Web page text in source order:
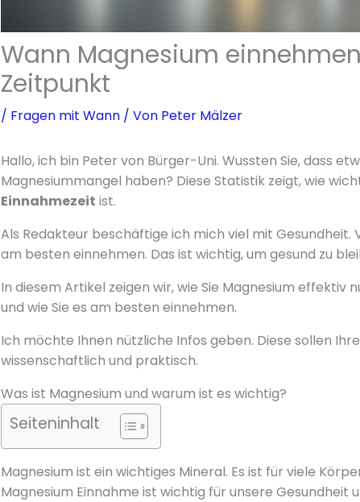
Wann Magnesium
Zeitpunkt
/ Fragen mit Wann/ Von Peter Mälzer
Hallo, ich bin Peter von Bürger-Uni. Wussten Sie, dass
Magnesiummangel haben? Diese Statistik zeigt, wie
Einnahmezeit ist.
Als Redakteur beschäftige ich mich viel mit Gesundheit.
am besten einnehmen. Das ist wichtig, um gesund zu
In diesem Artikel zeigen wir, wie Sie Magnesium effektiv
und wie Sie es am besten einnehmen.
Ich möchte Ihnen nützliche Infos geben. Diese sollen
wissenschaftlich und praktisch.
Was ist Magnesium und warum ist es wichtig?
Seiteninhalt
Magnesium ist ein wichtiges Mineral. Es ist für viele
Magnesium Einnahme ist wichtig für unsere Gesundheit